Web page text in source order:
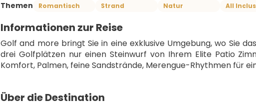
Themen Romantisch Strand Natur All
Informationen zur Reise
Golf and more bringt Sie in eine exklusive Umgebung, wo Sie
drei Golfplätzen nur einen Steinwurf von Ihrem Elite Patio
Komfort, Palmen, feine Sandstrände, Merengue-Rhythmen für
Über die Destination